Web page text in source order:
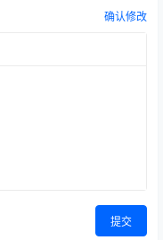
确认修改
提交